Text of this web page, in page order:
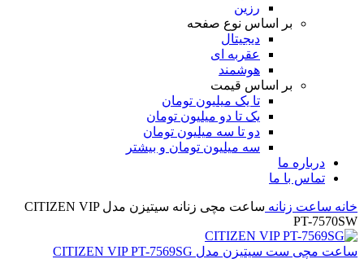
رزین
بر اساس نوع صفحه
دیجیتال
عقربه ای
هوشمند
بر اساس قیمت
تا یک میلیون تومان
یک تا دو میلیون تومان
دو تا سه میلیون تومان
سه میلیون تومان و بیشتر
درباره ما
تماس با ما
خانه ساعت زنانه
ساعت مچی زنانه سیتیزن مدل CITIZEN VIP
PT-7570SW
ساعت مچی ست سیتیزن مدل CITIZEN VIP PT-7569SG